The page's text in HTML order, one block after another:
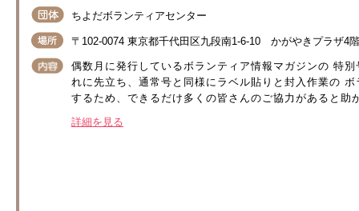
ちよだボランティアセンター
〒102-0074 東京都千代田区九段南1-6-10 かがやきプラザ4
偶数月に発行しているボランティア情報マガジンの 特
れに先立ち、通常号と同様にラベル貼りと封入作業の
するため、できるだけ多くの皆さんのご協力があると
詳細を見る